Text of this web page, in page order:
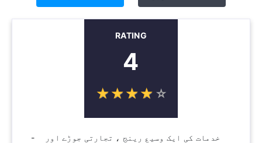
RATING
4
☆☆☆☆ ☆
★★★★ ★
خدمات کی ایک وسیع رینج ، تجارتی جوڑے اور